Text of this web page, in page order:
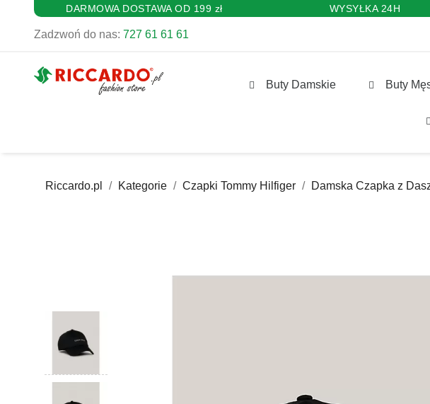
DARMOWA DOSTAWA OD 199 zł WYSYŁKA 24H
Zadzwoń do nas: 727 61 61 61
Buty Damskie Buty
Riccardo.pl Kategorie Czapki Tommy Hilfiger Damska Czapka z